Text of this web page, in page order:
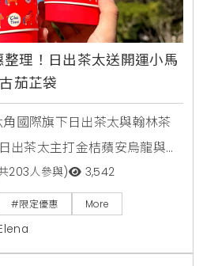
理！日出茶太送開運小馬
茄芷袋
國際旗下日出茶太與翰林茶
出茶太主打金桔蘋安烏龍與開
推出復古時尚的珍奶版茄芷
點購指定套餐，即有機會獲得
今年過年走春與聚餐的最佳選
203人參與) 3,542
#限定優惠 More